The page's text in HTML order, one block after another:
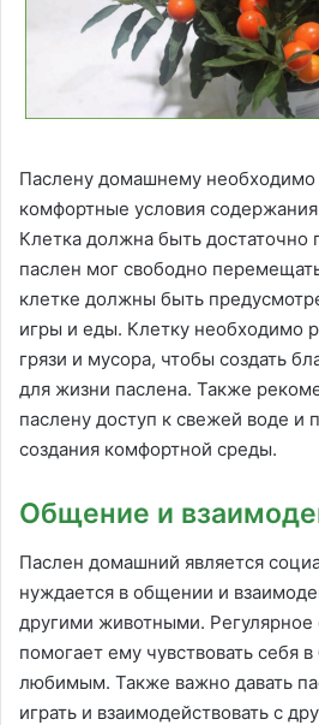
Паслену домашнему необходимо
комфортные условия
Клетка должна быть достаточно
паслен мог свободно
клетке должны быть
игры и еды. Клетку необходимо
грязи и мусора, чтобы создать
для жизни паслена. Также
паслену доступ к свежей воде и
создания комфортной среды.
Общение и
Паслен домашний является
нуждается в общении и
другими животными.
помогает ему чувствовать себя
любимым. Также важно давать
играть и взаимодействовать с